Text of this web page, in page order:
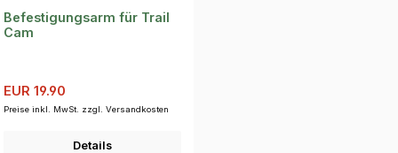
Befestigungsarm für Trail
Cam
Verkaufspreis:
EUR 19.90
Preise inkl. MwSt. zzgl. Versandkosten
Details